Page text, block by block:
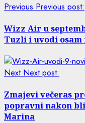
Previous Previous post:
Wizz Air u
Tuzli i uvodi
Next Next post:
Zmajevi večeras
popravni nakon
Marina